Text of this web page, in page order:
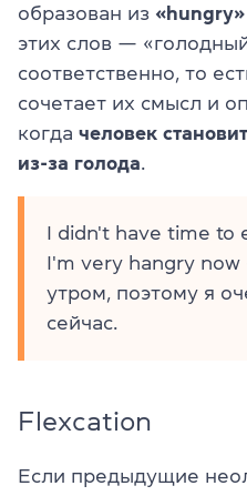
образован из «hungry»
этих слов —
соответственно, то
сочетает их смысл и
когда человек
из-за голода.
I didn't have time to
I'm very hangry
утром, поэтому я
сейчас.
Flexcation
Если предыдущие